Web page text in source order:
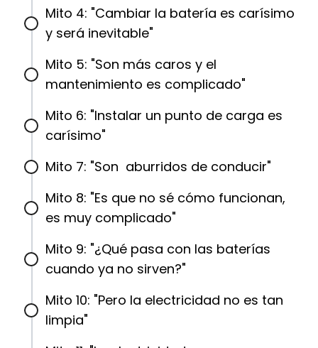
Mito 4: "Cambiar la batería es carísimo
y será inevitable"
Mito 5: "Son más caros y el
mantenimiento es complicado"
Mito 6: "Instalar un punto de carga es
carísimo"
Mito 7: "Son aburridos de conducir"
Mito 8: "Es que no sé cómo funcionan,
es muy complicado"
Mito 9: "¿Qué pasa con las baterías
cuando ya no sirven?"
Mito 10: "Pero la electricidad no es tan
limpia"